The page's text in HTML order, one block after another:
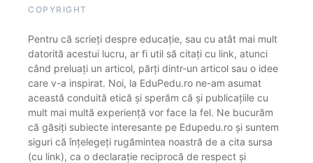
COPYRIGHT
Pentru că scrieți despre educație, sau cu atât mai mult
datorită acestui lucru, ar fi util să citați cu link, atunci
când preluați un articol, părți dintr-un articol sau o idee
care v-a inspirat. Noi, la EduPedu.ro ne-am asumat
această conduită etică și sperăm că și publicațiile cu
mult mai multă experiență vor face la fel. Ne bucurăm
că găsiți subiecte interesante pe Edupedu.ro și suntem
siguri că înțelegeți rugămintea noastră de a cita sursa
(cu link), ca o declarație reciprocă de respect și